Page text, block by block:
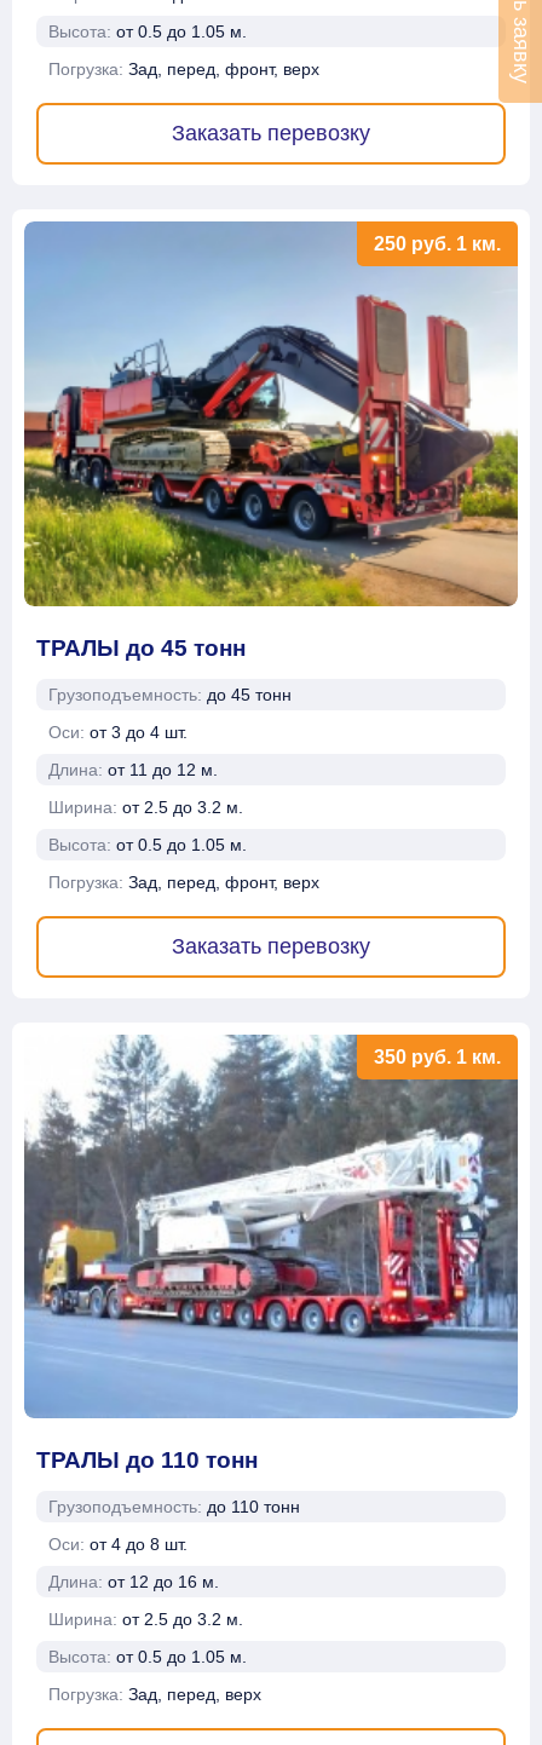
Высота: от 0.5 до 1.05 м.
Погрузка: Зад, перед, фронт, верх
Заказать перевозку
ТРАЛЫ до 45 тонн
Грузоподъемность: до 45 тонн
Оси: от 3 до 4 шт.
Длина: от 11 до 12 м.
Ширина: от 2.5 до 3.2 м.
Высота: от 0.5 до 1.05 м.
Погрузка: Зад, перед, фронт, верх
250 руб. 1 км.
Заказать перевозку
ТРАЛЫ до 110 тонн
Грузоподъемность: до 110 тонн
Оси: от 4 до 8 шт.
Длина: от 12 до 16 м.
Ширина: от 2.5 до 3.2 м.
Высота: от 0.5 до 1.05 м.
Погрузка: Зад, перед, верх
350 руб. 1 км.